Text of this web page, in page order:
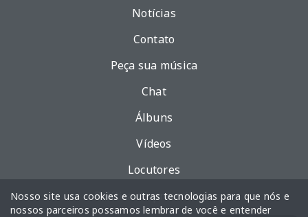
Notícias
Contato
Peça sua música
Chat
Álbuns
Vídeos
Locutores
Política de privacidade
Nosso site usa cookies e outras tecnologias para que nós e
nossos parceiros possamos lembrar de você e entender